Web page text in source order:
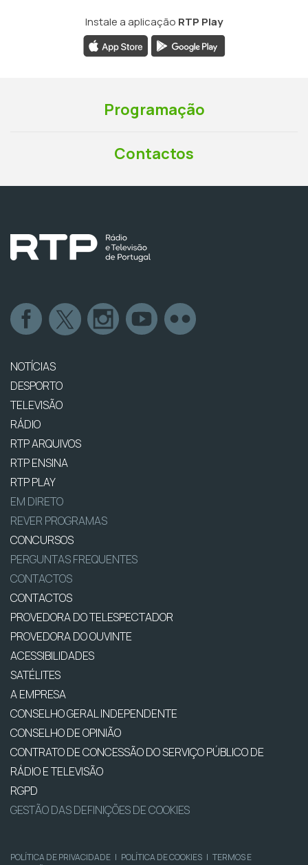
Instale a aplicação RTP Play
Programação
Contactos
NOTÍCIAS
DESPORTO
TELEVISÃO
RÁDIO
RTP ARQUIVOS
RTP ENSINA
RTP PLAY
EM DIRETO
REVER PROGRAMAS
CONCURSOS
PERGUNTAS FREQUENTES
CONTACTOS
CONTACTOS
PROVEDORA DO TELESPECTADOR
PROVEDORA DO OUVINTE
ACESSIBILIDADES
SATÉLITES
A EMPRESA
CONSELHO GERAL INDEPENDENTE
CONSELHO DE OPINIÃO
CONTRATO DE CONCESSÃO DO SERVIÇO PÚBLICO DE
RÁDIO E TELEVISÃO
RGPD
GESTÃO DAS DEFINIÇÕES DE COOKIES
POLÍTICA DE PRIVACIDADE | POLÍTICA DE COOKIES | TERMOS E